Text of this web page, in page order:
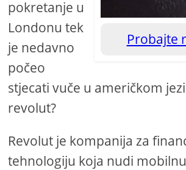
Probajte
pokretanje u
Londonu tek
je nedavno
počeo
stjecati vuče u američkom
revolut?
Revolut je kompanija za
tehnologiju koja nudi